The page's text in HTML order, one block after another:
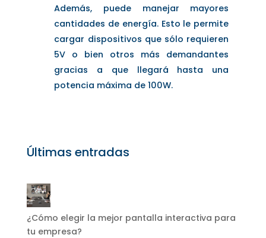
Además, puede manejar mayores
cantidades de energía. Esto le permite
cargar dispositivos que sólo requieren
5V o bien otros más demandantes
gracias a que llegará hasta una
potencia máxima de 100W.
Últimas entradas
¿Cómo elegir la mejor pantalla interactiva para
tu empresa?